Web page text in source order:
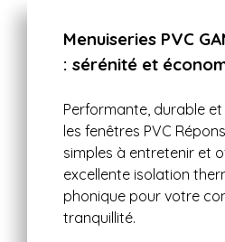
Menuiseries PVC
: sérénité et
Performante, durable
les fenêtres PVC
simples à entretenir et
excellente isolation
phonique pour votre
tranquillité.